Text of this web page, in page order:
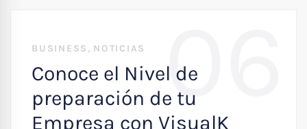
06
BUSINESS , NOTICIAS
Conoce el Nivel de
preparación de tu
Empresa con VisualK